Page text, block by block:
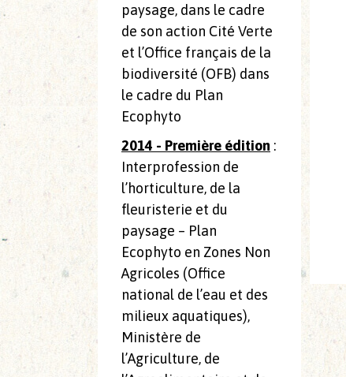
paysage, dans le cadre
de son action Cité Verte
et l’Office français de la
biodiversité (OFB) dans
le cadre du Plan
Ecophyto
2014 - Première édition :
Interprofession de
l’horticulture, de la
fleuristerie et du
paysage – Plan
Ecophyto en Zones Non
Agricoles (Office
national de l’eau et des
milieux aquatiques),
Ministère de
l’Agriculture, de